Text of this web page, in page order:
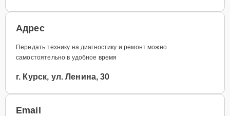
Адрес
Передать технику на диагностику и ремонт можно
самостоятельно в удобное время
г. Курск, ул. Ленина, 30
Email